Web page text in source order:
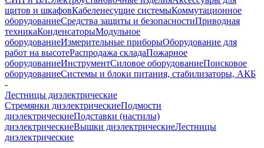
щитов и шкафовКабеленесущие системыКоммутационное
оборудованиеСредства защиты и безопасностиПриводная
техникаКонденсаторыМодульное
оборудованиеИзмерительные приборыОборудование для
работ на высотеРаспродажа складаПожарное
оборудованиеИнструментСиловое оборудованиеПоисковое
оборудованиеСистемы и блоки питания, стабилизаторы, АКБ
-
Лестницы диэлектрические
Стремянки диэлектрическиеПодмости
диэлектрическиеПодставки (настилы)
диэлектрическиеВышки диэлектрическиеЛестницы
диэлектрические